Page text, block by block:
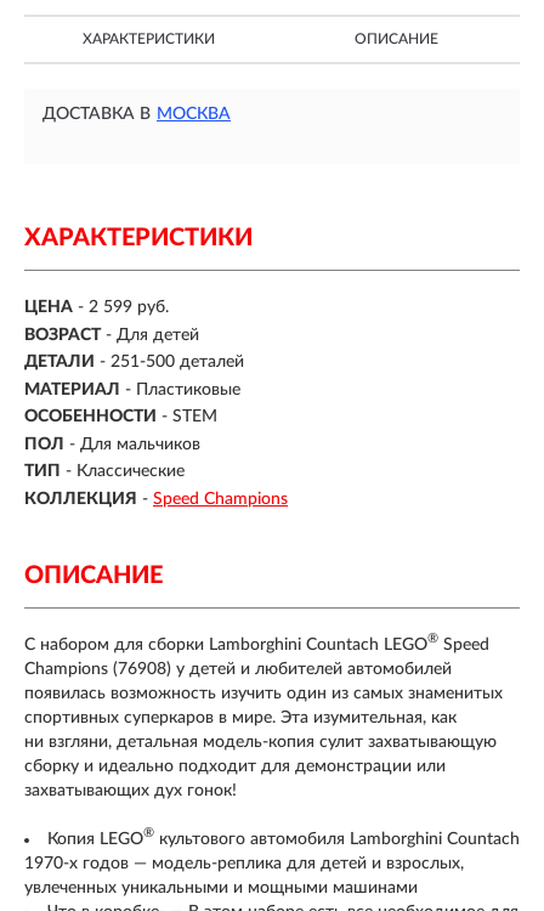
ХАРАКТЕРИСТИКИ ОПИСАНИЕ
ДОСТАВКА В МОСКВА
ХАРАКТЕРИСТИКИ
ЦЕНА - 2 599 руб.
ВОЗРАСТ - Для детей
ДЕТАЛИ - 251-500 деталей
МАТЕРИАЛ - Пластиковые
ОСОБЕННОСТИ - STEM
ПОЛ - Для мальчиков
ТИП - Классические
КОЛЛЕКЦИЯ - Speed Champions
ОПИСАНИЕ
С набором для сборки Lamborghini Countach LEGO® Speed
Champions (76908) у детей и любителей автомобилей
появилась возможность изучить один из самых знаменитых
спортивных суперкаров в мире. Эта изумительная, как
ни взгляни, детальная модель-копия сулит захватывающую
сборку и идеально подходит для демонстрации или
захватывающих дух гонок!
Копия LEGO® культового автомобиля Lamborghini Countach
1970-х годов — модель-реплика для детей и взрослых,
увлеченных уникальными и мощными машинами